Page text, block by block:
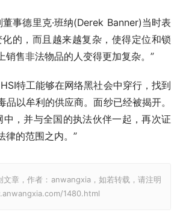
事德里克·班纳(Derek Banner)当时表
的，而且越来越复杂，使得定位和锁
销售非法物品的人变得更加复杂。”
特工能够在网络黑社会中穿行，找到
品以牟利的供应商。面纱已经被揭开。
中，并与全国的执法伙伴一起，再次证
律的范围之内。”
章，作者：anwangxia，如若转载，请注明
1480.html